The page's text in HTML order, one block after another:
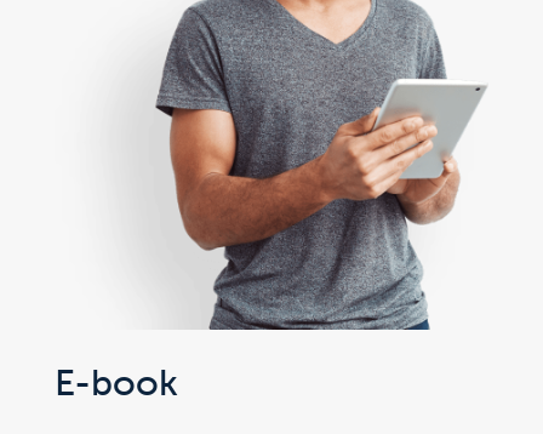
E-book